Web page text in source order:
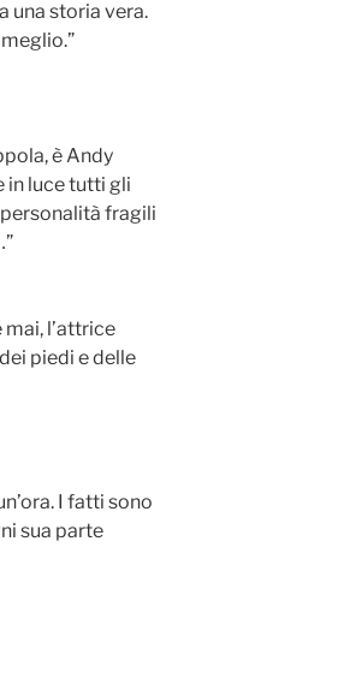
una storia vera.
è Andy
in luce tutti gli
fragili
l’attrice
piedi e delle
I fatti sono
sua parte